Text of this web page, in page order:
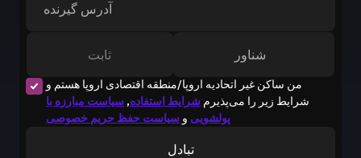
آدرس گیرنده
من ساکن غیر اتحادیه اروپا/منطقه اقتصادی اروپا هستم و
شرایط زیر را می‌پذیرم شرایط استفاده, سیاست مبارزه با
پولشویی و سیاست حفظ حریم خصوصی
ثابت شناور
تبادل